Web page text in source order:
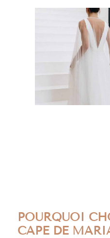
POURQUOI
CAPE DE
votre rendez-vous
vous ressemble vraiment.
JE VEUX